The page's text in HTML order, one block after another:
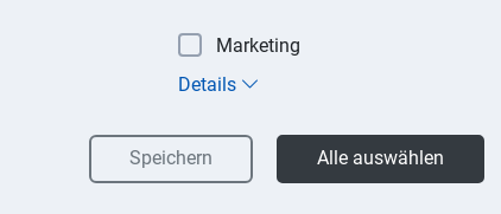
(z.B. Werksrenten) gelten steuerlich als Arbeitslohn.
Pension kann um einen Versorgungsfreibetrag im
Marketing
Details
Speichern Alle auswählen